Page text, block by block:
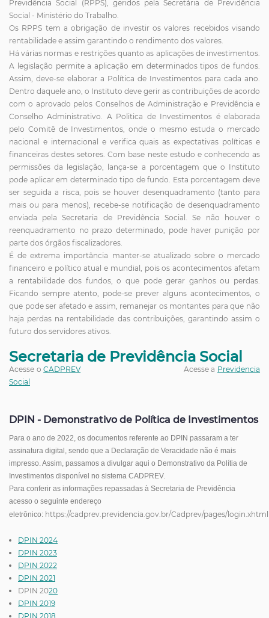
Previdência Social (RPPS), geridos pela Secretária de Previdência
Social - Ministério do Trabalho.
Os RPPS tem a obrigação de investir os valores recebidos visando
rentabilidade e assim garantindo o rendimento dos valores.
Há várias normas e restrições quanto as aplicações de investimentos.
A legislação permite a aplicação em determinados tipos de fundos.
Assim, deve-se elaborar a Política de Investimentos para cada ano.
Dentro daquele ano, o Instituto deve gerir as contribuições de acordo
com o aprovado pelos Conselhos de Administração e Previdência e
Conselho Administrativo. A Politica de Investimentos é elaborada
pelo Comitê de Investimentos, onde o mesmo estuda o mercado
nacional e internacional e verifica quais as expectativas políticas e
financeiras destes setores. Com base neste estudo e conhecendo as
permissões da legislação, lança-se a porcentagem que o Instituto
pode aplicar em determinado tipo de fundo. Esta porcentagem deve
ser seguida a risca, pois se houver desenquadramento (tanto para
mais ou para menos), recebe-se notificação de desenquadramento
enviada pela Secretaria de Previdência Social. Se não houver o
reenquadramento no prazo determinado, pode haver punição por
parte dos órgãos fiscalizadores.
É de extrema importância manter-se atualizado sobre o mercado
financeiro e político atual e mundial, pois os acontecimentos afetam
a rentabilidade dos fundos, o que pode gerar ganhos ou perdas.
Ficando sempre atento, pode-se prever alguns acontecimentos, o
que pode ser afetado e assim, remanejar os montantes para que não
haja perdas na rentabilidade das contribuições, garantindo assim o
futuro dos servidores ativos.
Secretaria de Previdência Social
Acesse oCADPREVAcesse a Previdencia
Social
DPIN - Demonstrativo de Política de Investimentos
Para o ano de 2022, os documentos referente ao DPIN passaram a ter
assinatura digital, sendo que a Declaração de Veracidade não é mais
impresso. Assim, passamos a divulgar aqui o Demonstrativo da Polítia de
Investimentos disponível no sistema CADPREV.
Para conferir as informações repassadas à Secretaria de Previdência
acesso o seguinte endereço
eletrônico: https://cadprev.previdencia.gov.br/Cadprev/pages/login.xhtml
DPIN 2024
DPIN 2023
DPIN 2022
DPIN 2021
DPIN 2020
DPIN 2019
DPIN 2018